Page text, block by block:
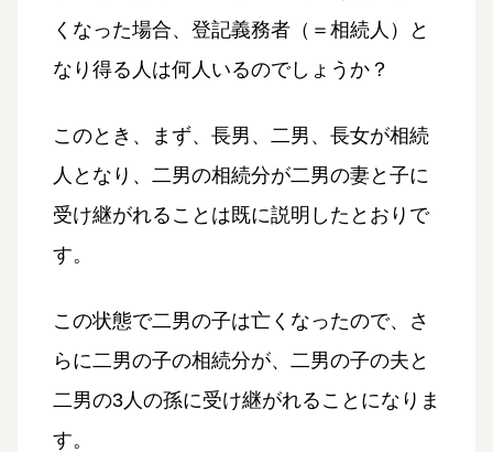
くなった場合、登記義務者（＝相続人）と
なり得る人は何人いるのでしょうか？
このとき、まず、長男、二男、長女が相続
人となり、二男の相続分が二男の妻と子に
受け継がれることは既に説明したとおりで
す。
この状態で二男の子は亡くなったので、さ
らに二男の子の相続分が、二男の子の夫と
二男の3人の孫に受け継がれることになりま
す。